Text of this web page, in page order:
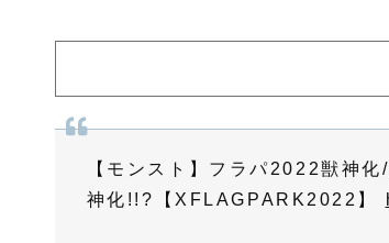
【モンスト】フラパ2022獣神
神化!!?【XFLAGPARK2022】